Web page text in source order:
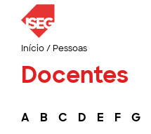
Início/ Pessoas
Docentes
A B C D E F G